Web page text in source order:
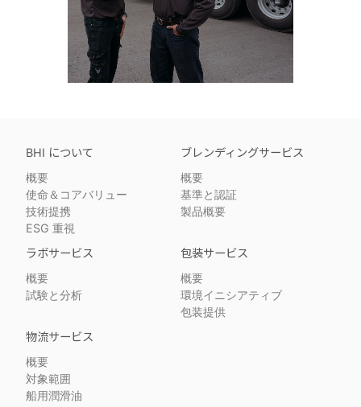
BHI について
概要
使命＆コアバリュー
技術提携
ESG 重視
ブレンディングサービス
概要
基準と認証
製品概要
ラボサービス
概要
試験と分析
包装サービス
概要
環境イニシアティブ
包装提供
物流サービス
概要
対象範囲
船用潤滑油